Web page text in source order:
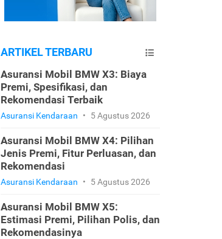
ARTIKEL TERBARU
Asuransi Mobil BMW X3: Biaya
Premi, Spesifikasi, dan
Rekomendasi Terbaik
Asuransi Kendaraan • 5 Agustus 2026
Asuransi Mobil BMW X4: Pilihan
Jenis Premi, Fitur Perluasan, dan
Rekomendasi
Asuransi Kendaraan • 5 Agustus 2026
Asuransi Mobil BMW X5:
Estimasi Premi, Pilihan Polis, dan
Rekomendasinya